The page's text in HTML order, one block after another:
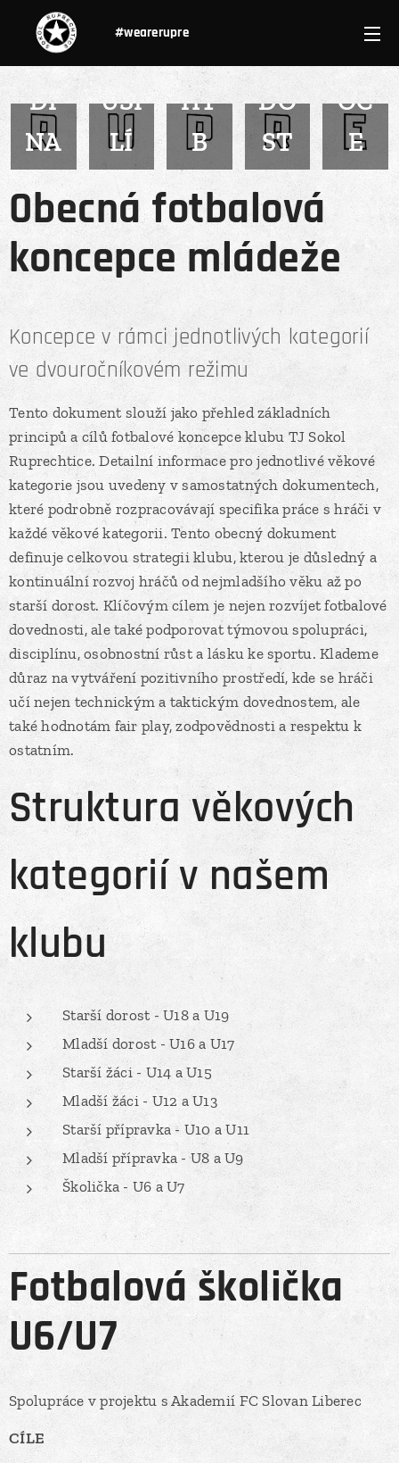
#wearerupre
RO
DI
NA
ÚSI
LÍ
PO
HY
B
RA
DO
ST
EM
OC
E
Obecná fotbalová
koncepce mládeže
Koncepce v rámci jednotlivých kategorií
ve dvouročníkovém režimu
Tento dokument slouží jako přehled základních
principů a cílů fotbalové koncepce klubu TJ Sokol
Ruprechtice. Detailní informace pro jednotlivé věkové
kategorie jsou uvedeny v samostatných dokumentech,
které podrobně rozpracovávají specifika práce s hráči v
každé věkové kategorii. Tento obecný dokument
definuje celkovou strategii klubu, kterou je důsledný a
kontinuální rozvoj hráčů od nejmladšího věku až po
starší dorost. Klíčovým cílem je nejen rozvíjet fotbalové
dovednosti, ale také podporovat týmovou spolupráci,
disciplínu, osobnostní růst a lásku ke sportu. Klademe
důraz na vytváření pozitivního prostředí, kde se hráči
učí nejen technickým a taktickým dovednostem, ale
také hodnotám fair play, zodpovědnosti a respektu k
ostatním.
Struktura věkových
kategorií v našem
klubu
Starší dorost - U18 a U19
Mladší dorost - U16 a U17
Starší žáci - U14 a U15
Mladší žáci - U12 a U13
Starší přípravka - U10 a U11
Mladší přípravka - U8 a U9
Školička - U6 a U7
Fotbalová školička
U6/U7
Spolupráce v projektu s Akademií FC Slovan Liberec
CÍLE